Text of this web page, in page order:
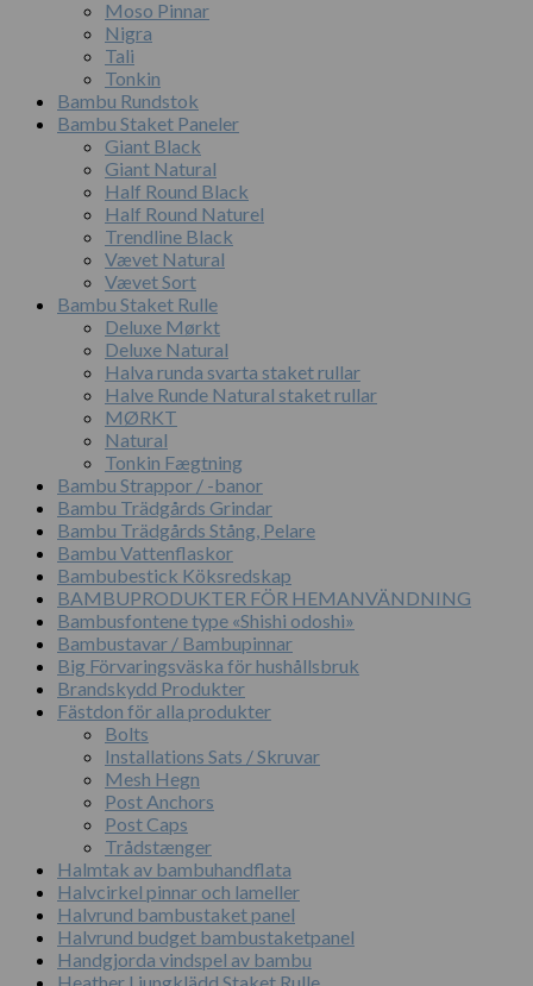
Moso Pinnar
Nigra
Tali
Tonkin
Bambu Rundstok
Bambu Staket Paneler
Giant Black
Giant Natural
Half Round Black
Half Round Naturel
Trendline Black
Vævet Natural
Vævet Sort
Bambu Staket Rulle
Deluxe Mørkt
Deluxe Natural
Halva runda svarta staket rullar
Halve Runde Natural staket rullar
MØRKT
Natural
Tonkin Fægtning
Bambu Strappor / -banor
Bambu Trädgårds Grindar
Bambu Trädgårds Stång, Pelare
Bambu Vattenflaskor
Bambubestick Köksredskap
BAMBUPRODUKTER FÖR HEMANVÄNDNING
Bambusfontene type «Shishi odoshi»
Bambustavar / Bambupinnar
Big Förvaringsväska för hushållsbruk
Brandskydd Produkter
Fästdon för alla produkter
Bolts
Installations Sats / Skruvar
Mesh Hegn
Post Anchors
Post Caps
Trådstænger
Halmtak av bambuhandflata
Halvcirkel pinnar och lameller
Halvrund bambustaket panel
Halvrund budget bambustaketpanel
Handgjorda vindspel av bambu
Heather Ljungklädd Staket Rulle